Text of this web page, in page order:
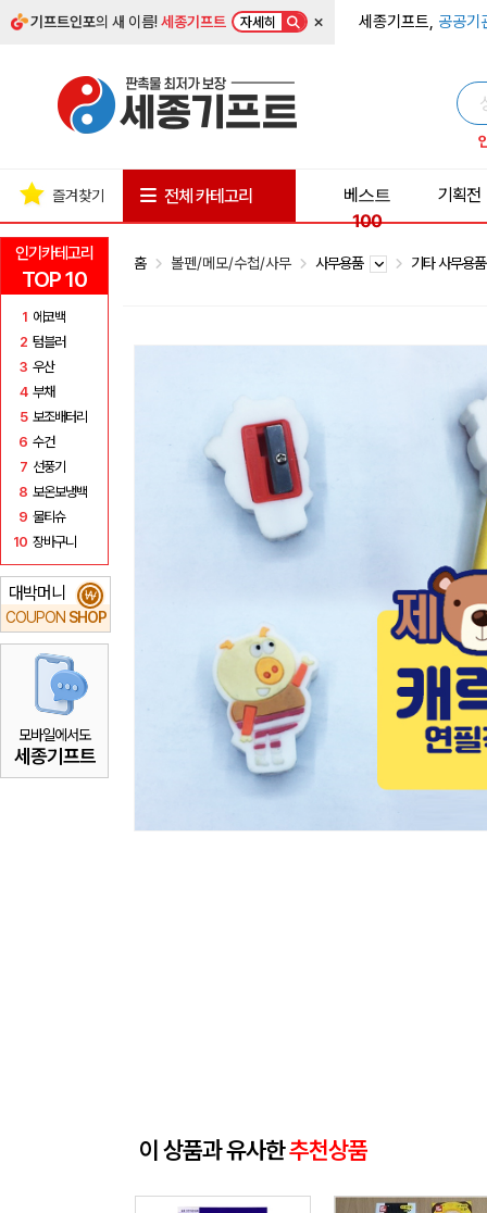
기프트인포의 새 이름!세종기프트 자세히 × 세종기프트, 공공기
인기카테고리
TOP 10
1 에코백
2 텀블러
3 우산
4 부채
5 보조배터리
6 수건
7 선풍기
8 보온보냉백
9 물티슈
10 장바구니
대박머니
COUPON SHOP
₩
모바일에서도
세종기프트
즐겨찾기 전체 카테고리
베스트
100
기획전
홈 볼펜/메모/수첩/사무 사무용품 기타 사무용
이 상품과 유사한추천상품